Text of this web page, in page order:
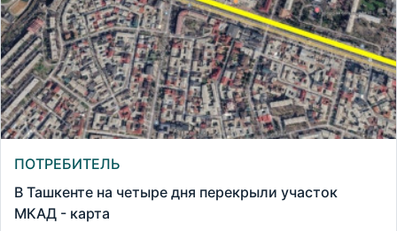
ПОТРЕБИТЕЛЬ
В Ташкенте на четыре дня перекрыли участок
МКАД - карта